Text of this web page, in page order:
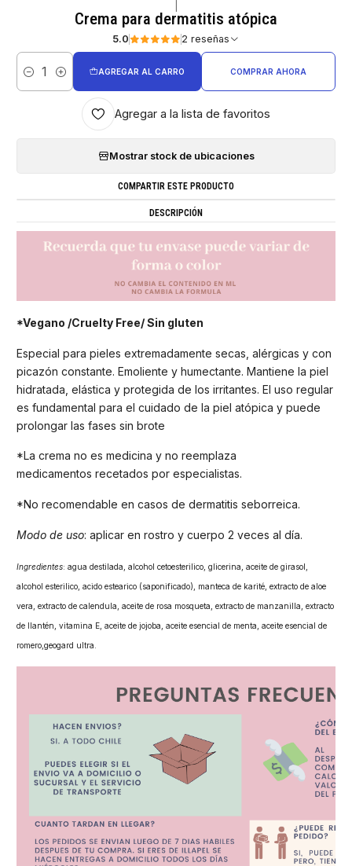
Crema para dermatitis atópica
5.0 2 reseñas
Cantidad
AGREGAR AL CARRO COMPRAR AHORA
Agregar a la lista de favoritos
Mostrar stock de ubicaciones
COMPARTIR ESTE PRODUCTO
DESCRIPCIÓN
*Vegano /Cruelty Free/ Sin gluten
Especial para pieles extremadamente secas, alérgicas y con
picazón constante. Emoliente y humectante. Mantiene la piel
hidratada, elástica y protegida de los irritantes. El uso regular
es fundamental para el cuidado de la piel atópica y puede
prolongar las fases sin brote
*La crema no es medicina y no reemplaza
medicamentos recetados por especialistas.
*No recomendable en casos de dermatitis seborreica.
Modo de uso: aplicar en rostro y cuerpo 2 veces al día.
Ingredientes: agua destilada, alcohol cetoesterilico, glicerina, aceite de girasol,
alcohol esterilico, acido estearico (saponificado), manteca de karité, extracto de aloe
vera, extracto de calendula, aceite de rosa mosqueta, extracto de manzanilla, extracto
de llantén, vitamina E, aceite de jojoba, aceite esencial de menta, aceite esencial de
romero,geogard ultra.